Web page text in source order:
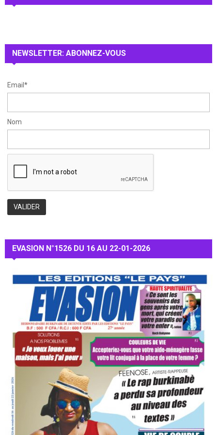
h
:
NEWSLETTER: ABONNEZ-VOUS
Email*
Nom
EVASION N°1526 DU 16 AU 22-01-2026